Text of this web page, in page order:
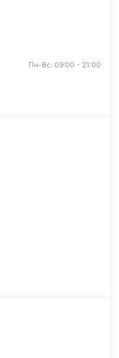
Пн-Вс: 09:00 - 21:00